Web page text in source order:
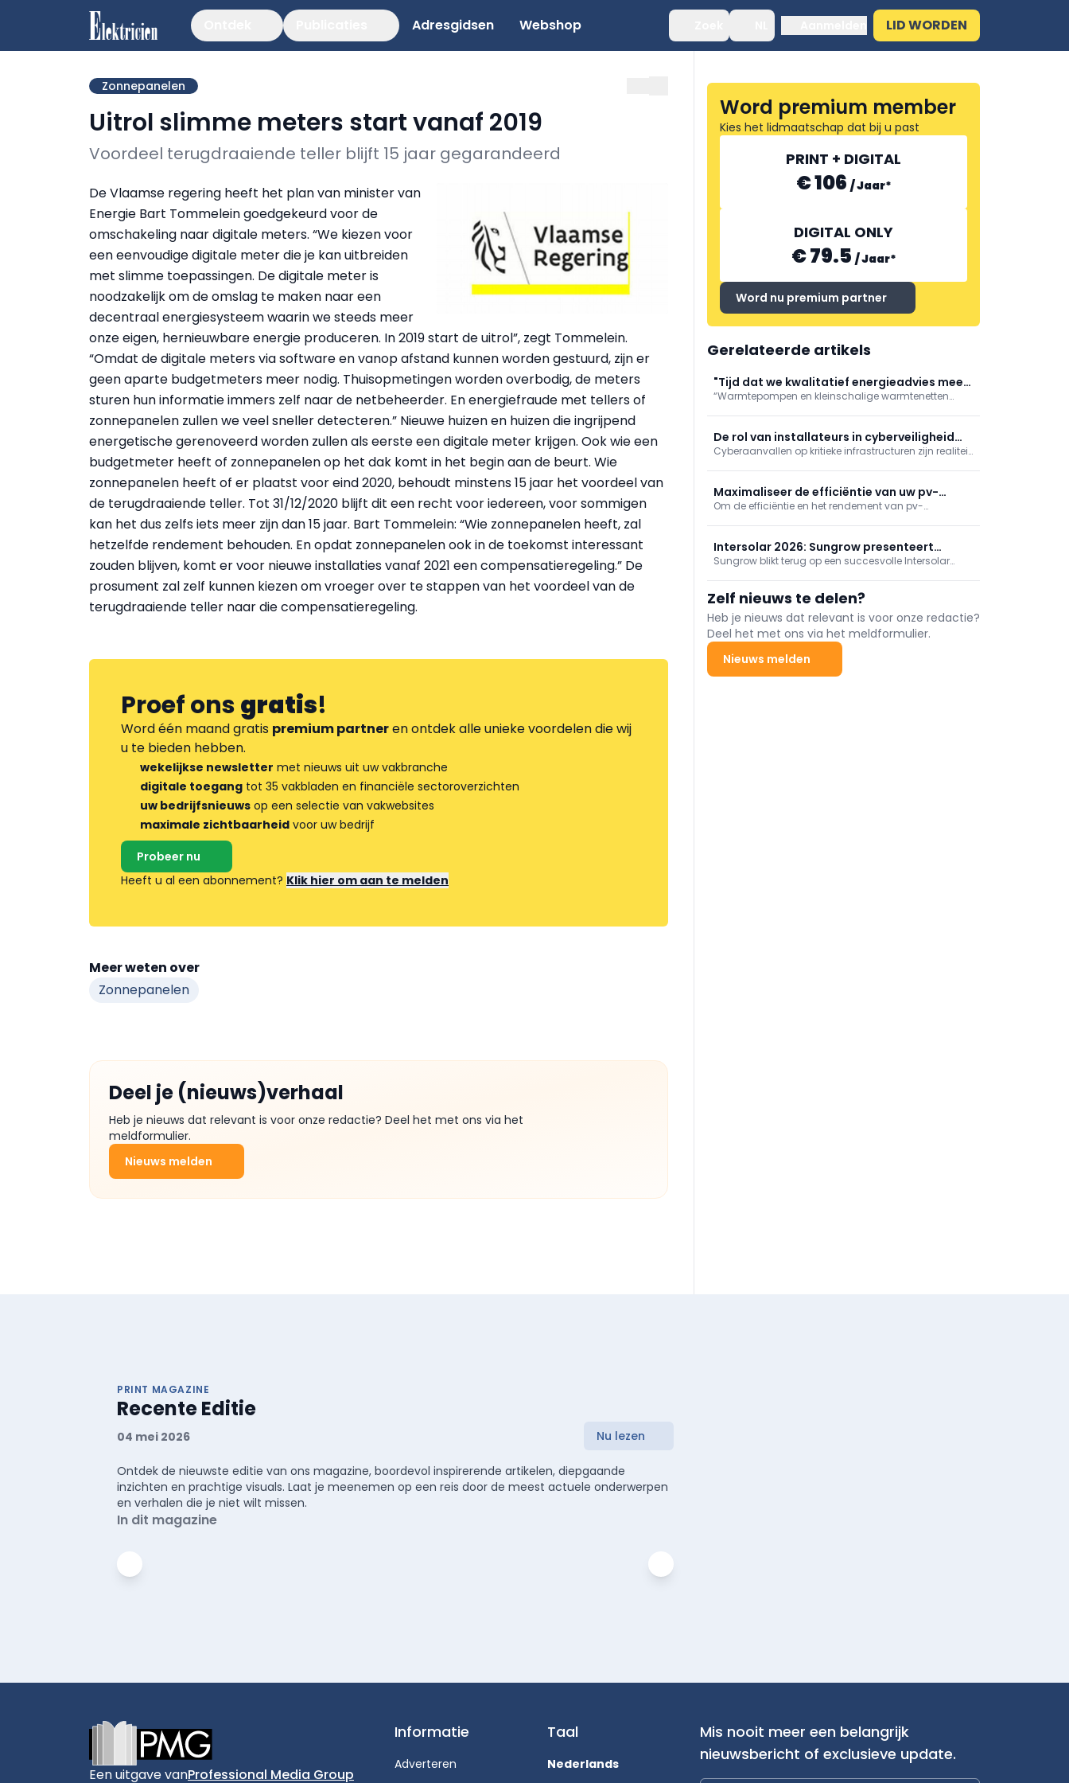
Adresgidsen Webshop LID WORDEN
Zonnepanelen
Uitrol slimme meters start vanaf 2019
Voordeel terugdraaiende teller blijft 15 jaar gegarandeerd
De Vlaamse regering heeft het plan van minister van
Energie Bart Tommelein goedgekeurd voor de
omschakeling naar digitale meters. “We kiezen voor
een eenvoudige digitale meter die je kan uitbreiden
met slimme toepassingen. De digitale meter is
noodzakelijk om de omslag te maken naar een
decentraal energiesysteem waarin we steeds meer
onze eigen, hernieuwbare energie produceren. In 2019 start de uitrol”, zegt Tommelein.
“Omdat de digitale meters via software en vanop afstand kunnen worden gestuurd, zijn er
geen aparte budgetmeters meer nodig. Thuisopmetingen worden overbodig, de meters
sturen hun informatie immers zelf naar de netbeheerder. En energiefraude met tellers of
zonnepanelen zullen we veel sneller detecteren.” Nieuwe huizen en huizen die ingrijpend
energetische gerenoveerd worden zullen als eerste een digitale meter krijgen. Ook wie een
budgetmeter heeft of zonnepanelen op het dak komt in het begin aan de beurt. Wie
zonnepanelen heeft of er plaatst voor eind 2020, behoudt minstens 15 jaar het voordeel van
de terugdraaiende teller. Tot 31/12/2020 blijft dit een recht voor iedereen, voor sommigen
kan het dus zelfs iets meer zijn dan 15 jaar. Bart Tommelein: “Wie zonnepanelen heeft, zal
hetzelfde rendement behouden. En opdat zonnepanelen ook in de toekomst interessant
zouden blijven, komt er voor nieuwe installaties vanaf 2021 een compensatieregeling.” De
prosument zal zelf kunnen kiezen om vroeger over te stappen van het voordeel van de
terugdraaiende teller naar die compensatieregeling.
Proef onsgratis!
Word één maand gratis premium partneren ontdek alle unieke voordelen die wij
u te bieden hebben.
wekelijkse newsletter met nieuws uit uw vakbranche
digitale toegang tot 35 vakbladen en financiële sectoroverzichten
uw bedrijfsnieuws op een selectie van vakwebsites
maximale zichtbaarheid voor uw bedrijf
Probeer nu
Heeft u al een abonnement? Klik hier om aan te melden
Meer weten over
Zonnepanelen
Deel je (nieuws)verhaal
Heb je nieuws dat relevant is voor onze redactie? Deel het met ons via het
meldformulier.
Nieuws melden
Word premium member
Kies het lidmaatschap dat bij u past
PRINT + DIGITAL
€ 106 /Jaar*
DIGITAL ONLY
€ 79.5 /Jaar*
Word nu premium partner
Gerelateerde artikels
"Tijd dat we kwalitatief energieadvies meer
naar waarde schatten"
“Warmtepompen en kleinschalige warmtenetten
Leuven/EnergyVille. “Maar voor maximaal comfort en
rendement zijn een correcte dimensionering,
inregeling en
De rol van installateurs in cyberveiligheid
van zonnestroom
Cyberaanvallen op kritieke infrastructuren zijn realiteit.
zo ook een taak voor elektriciens en installateurs, niet
enkel voor IT-specialisten.
Maximaliseer de efficiëntie van uw pv-
installaties met thermografie
Om de efficiëntie en het rendement van pv-
methode ter inspectie van pv-installaties is
thermografie.
Intersolar 2026: Sungrow presenteert
energieoplossingen van de volgende
generatie
Sungrow blikt terug op een succesvolle Intersolar
samenwerkingen die de Europese energietransitie
versnellen.
Zelf nieuws te delen?
Heb je nieuws dat relevant is voor onze redactie?
Deel het met ons via het meldformulier.
Nieuws melden
PRINT MAGAZINE
Recente Editie
04 mei 2026 Nu lezen
Ontdek de nieuwste editie van ons magazine, boordevol inspirerende artikelen, diepgaande
inzichten en prachtige visuals. Laat je meenemen op een reis door de meest actuele onderwerpen
en verhalen die je niet wilt missen.
In dit magazine
Een uitgave vanProfessional Media Group
Informatie
Adverteren
Taal
Nederlands
Mis nooit meer een belangrijk
nieuwsbericht of exclusieve update.